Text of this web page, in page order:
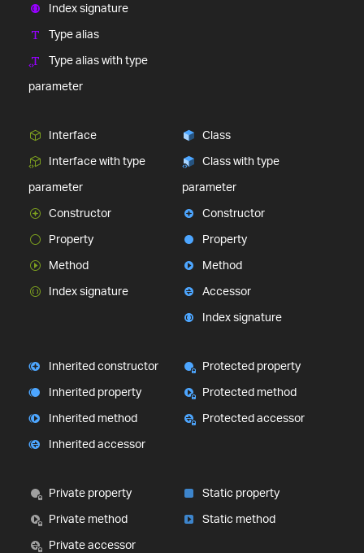
Index signature
Type alias
Type alias with type
parameter
Interface
Interface with type
parameter
Constructor
Property
Method
Index signature
Class
Class with type
parameter
Constructor
Property
Method
Accessor
Index signature
Inherited constructor
Inherited property
Inherited method
Inherited accessor
Protected property
Protected method
Protected accessor
Private property
Private method
Private accessor
Static property
Static method